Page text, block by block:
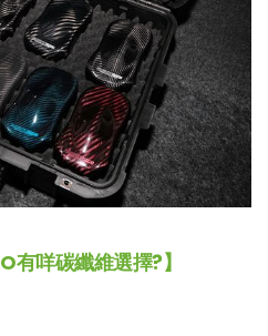
有咩碳纖維選擇?】